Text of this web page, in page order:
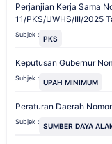
Perjanjian Kerja Sama
11/PKS/UWHS/III/2025
Subjek : PKS
Keputusan Gubernur
Subjek : UPAH MINIMUM
Peraturan Daerah
Subjek : SUMBER DAYA